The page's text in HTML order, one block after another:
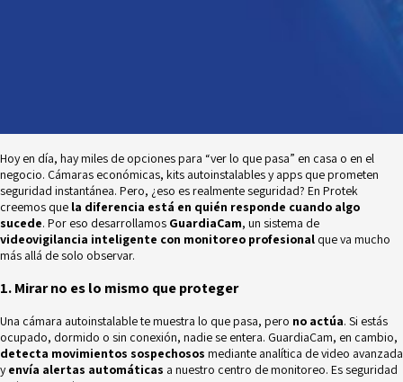
Hoy en día, hay miles de opciones para “ver lo que pasa” en casa o en el
negocio. Cámaras económicas, kits autoinstalables y apps que prometen
seguridad instantánea. Pero, ¿eso es realmente seguridad? En Protek
creemos que la diferencia está en quién responde cuando algo
sucede. Por eso desarrollamos GuardiaCam, un sistema de
videovigilancia inteligente con monitoreo profesional que va mucho
más allá de solo observar.
1. Mirar no es lo mismo que proteger
Una cámara autoinstalable te muestra lo que pasa, pero no actúa. Si estás
ocupado, dormido o sin conexión, nadie se entera. GuardiaCam, en cambio,
detecta movimientos sospechosos mediante analítica de video avanzada
yenvía alertas automáticas a nuestro centro de monitoreo. Es seguridad